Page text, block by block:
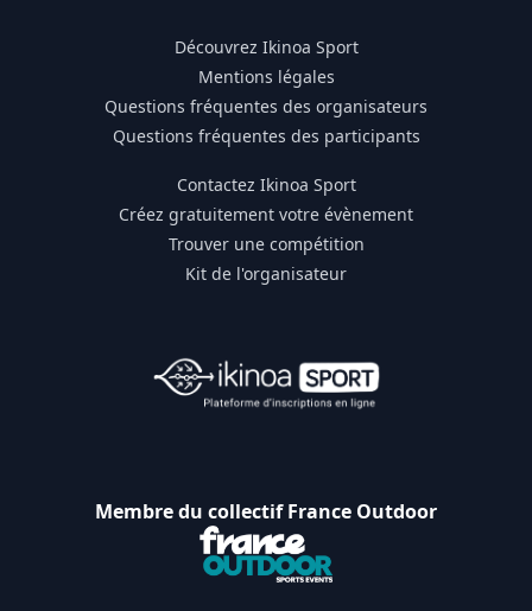
Découvrez Ikinoa Sport
Mentions légales
Questions fréquentes des organisateurs
Questions fréquentes des participants
Contactez Ikinoa Sport
Créez gratuitement votre évènement
Trouver une compétition
Kit de l'organisateur
Membre du collectif France Outdoor